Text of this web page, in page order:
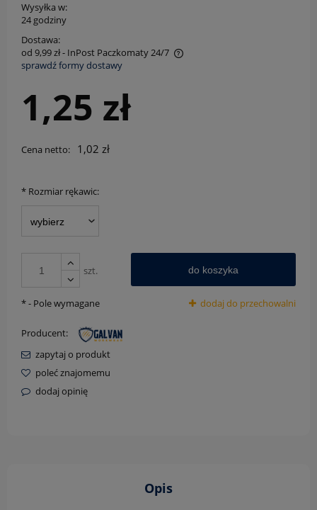
Wysyłka w:
24 godziny
Dostawa:
od 9,99 zł- InPost Paczkomaty 24/7
Cena nie zawiera ewentualnych kosztów płatności
sprawdź formy dostawy
1,25 zł
Cena netto: 1,02 zł
* Rozmiar rękawic:
szt. do koszyka
dodaj do przechowalni
*- Pole wymagane
Producent:
zapytaj o produkt
poleć znajomemu
dodaj opinię
Opis